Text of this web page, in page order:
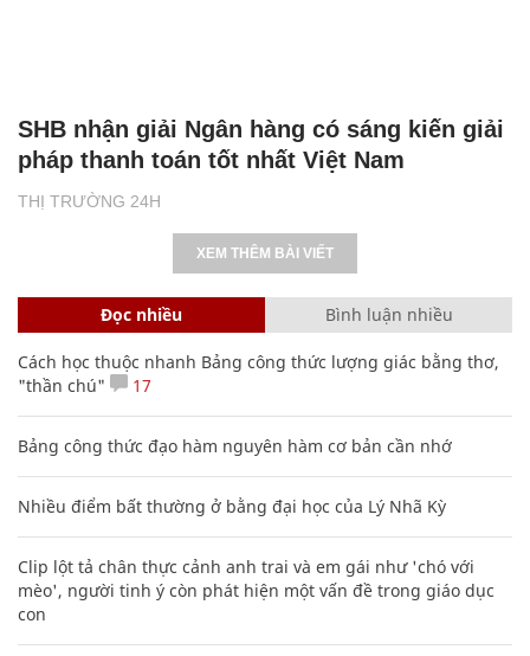
THỊ TRƯỜNG 24H
SHB nhận giải Ngân hàng có sáng kiến giải
pháp thanh toán tốt nhất Việt Nam
XEM THÊM BÀI VIẾT
Đọc nhiều Bình luận nhiều
Cách học thuộc nhanh Bảng công thức lượng giác bằng thơ,
"thần chú"
17
Bảng công thức đạo hàm nguyên hàm cơ bản cần nhớ
Nhiều điểm bất thường ở bằng đại học của Lý Nhã Kỳ
Clip lột tả chân thực cảnh anh trai và em gái như 'chó với
mèo', người tinh ý còn phát hiện một vấn đề trong giáo dục
con